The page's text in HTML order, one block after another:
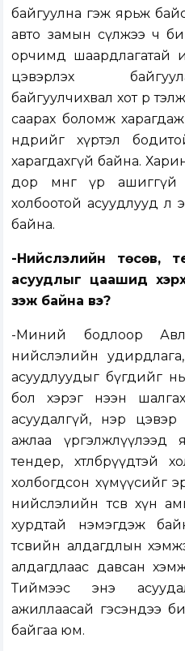
байгуулна гэж ярьж
авто замын сүлжээ ч
орчимд шаардлагатай
цэвэрлэх
байгуулчихвал хот өөрөө
саарах боломж
өнөөдрийг хүртэл
харагдахгүй байна. Харин
дор мөнгө үр ашиггүй
холбоотой асуудлууд л
байна.
-Нийслэлийн төсөв,
асуудлыг цаашид
үзэж байна вэ?
-Миний бодлоор
нийслэлийн удирдлага,
асуудлуудыг бүгдийг
бол хэрэг нээн
асуудалгүй, нэр цэвэр
ажлаа үргэлжлүүлээд
тендер,
холбогдсон хүмүүсийг
нийслэлийн төсөв хүн
хурдтай нэмэгдэж
төсвийн алдагдлын
алдагдлаас давсан
Тиймээс энэ
ажиллаасай гэсэндээ
байгаа юм.